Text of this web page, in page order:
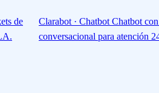
de
Clarabot · Chatbot Chatbot
conversacional para atención